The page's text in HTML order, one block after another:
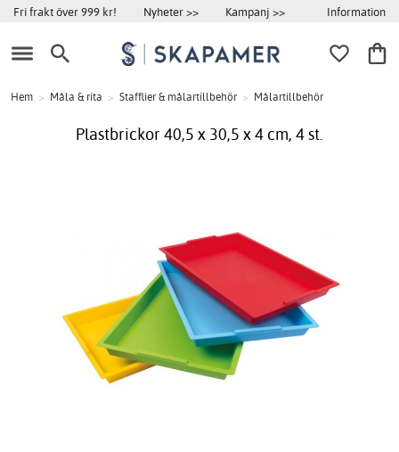
Fri frakt över 999 kr! Nyheter >> Kampanj >> Information
Hem > Måla & rita > Stafflier & målartillbehör > Målartillbehör
Plastbrickor 40,5 x 30,5 x 4 cm, 4 st.